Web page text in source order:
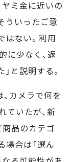
ミ金に近いの
ういったご意
はない。利用
に少なく、返
と説明する。
カメラで何を
ていたが、新
品のカテゴ
合は「選ん